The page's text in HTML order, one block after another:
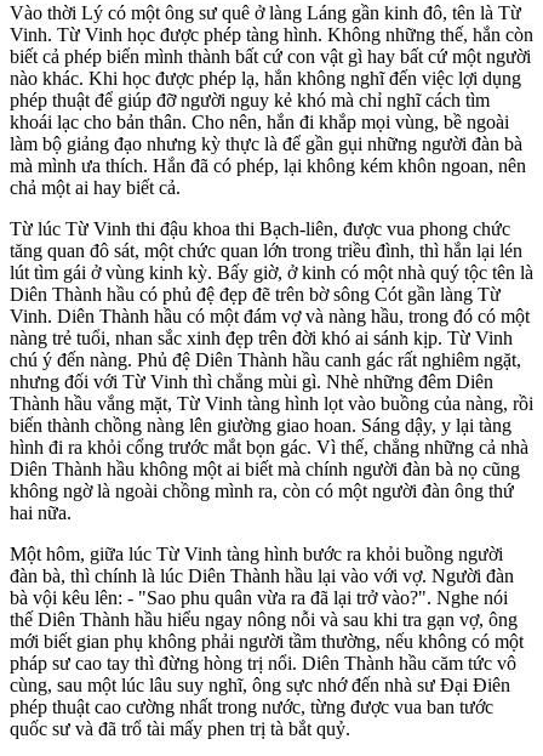
Vào thời Lý có một ông sư quê ở làng Láng gần kinh đô, tên là Từ
Vinh. Từ Vinh học được phép tàng hình. Không những thế, hắn còn
biết cả phép biến mình thành bất cứ con vật gì hay bất cứ một người
nào khác. Khi học được phép lạ, hắn không nghĩ đến việc lợi dụng
phép thuật để giúp đỡ người nguy kẻ khó mà chỉ nghĩ cách tìm
khoái lạc cho bản thân. Cho nên, hắn đi khắp mọi vùng, bề ngoài
làm bộ giảng đạo nhưng kỳ thực là để gần gụi những người đàn bà
mà mình ưa thích. Hắn đã có phép, lại không kém khôn ngoan, nên
chả một ai hay biết cả.
Từ lúc Từ Vinh thi đậu khoa thi Bạch-liên, được vua phong chức
tăng quan đô sát, một chức quan lớn trong triều đình, thì hắn lại lén
lút tìm gái ở vùng kinh kỳ. Bấy giờ, ở kinh có một nhà quý tộc tên là
Diên Thành hầu có phủ đệ đẹp đẽ trên bờ sông Cót gần làng Từ
Vinh. Diên Thành hầu có một đám vợ và nàng hầu, trong đó có một
nàng trẻ tuổi, nhan sắc xinh đẹp trên đời khó ai sánh kịp. Từ Vinh
chú ý đến nàng. Phủ đệ Diên Thành hầu canh gác rất nghiêm ngặt,
nhưng đối với Từ Vinh thì chẳng mùi gì. Nhè những đêm Diên
Thành hầu vắng mặt, Từ Vinh tàng hình lọt vào buồng của nàng, rồi
biến thành chồng nàng lên giường giao hoan. Sáng dậy, y lại tàng
hình đi ra khỏi cổng trước mắt bọn gác. Vì thế, chẳng những cả nhà
Diên Thành hầu không một ai biết mà chính người đàn bà nọ cũng
không ngờ là ngoài chồng mình ra, còn có một người đàn ông thứ
hai nữa.
Một hôm, giữa lúc Từ Vinh tàng hình bước ra khỏi buồng người
đàn bà, thì chính là lúc Diên Thành hầu lại vào với vợ. Người đàn
bà vội kêu lên: - "Sao phu quân vừa ra đã lại trở vào?". Nghe nói
thế Diên Thành hầu hiểu ngay nông nỗi và sau khi tra gạn vợ, ông
mới biết gian phụ không phải người tầm thường, nếu không có một
pháp sư cao tay thì đừng hòng trị nổi. Diên Thành hầu căm tức vô
cùng, sau một lúc lâu suy nghĩ, ông sực nhớ đến nhà sư Đại Điên
phép thuật cao cường nhất trong nước, từng được vua ban tước
quốc sư và đã trổ tài mấy phen trị tà bắt quỷ.